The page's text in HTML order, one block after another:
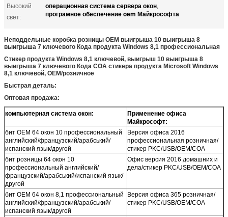
Высокий
свет:
операционная система сервера окон,
програмное обеспечение oem Майкрософта
Неподдельные коробка розницы OEM выигрыша 10 выигрыша 8
выигрыша 7 ключевого Кода продукта Windows 8,1 профессиональная
Стикер продукта Windows 8,1 ключевой, выигрыш 10 выигрыша 8
выигрыша 7 ключевого Кода COA стикера продукта Microsoft Windows
8,1 ключевой, OEM/розничное
Быстрая деталь:
Оптовая продажа:
компьютерная система окон:
Применение офиса
Майкрософт:
бит OEM 64 окон 10 профессиональный
английский/французский/арабський/
испанский язык/другой
Версия офиса 2016
профессиональная розничная/
стикер PKC/USB/OEM/COA
бит розницы 64 окон 10
профессиональный английский/
французский/арабський/испанский язык/
другой
Офис версия 2016 домашних и
дела/стикер PKC/USB/OEM/COA
бит OEM 64 окон 8,1 профессиональный
английский/французский/арабський/
испанский язык/другой
Версия офиса 365 розничная/
стикер PKC/USB/OEM/COA